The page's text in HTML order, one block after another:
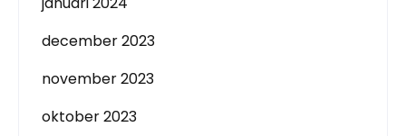
december 2023
november 2023
oktober 2023